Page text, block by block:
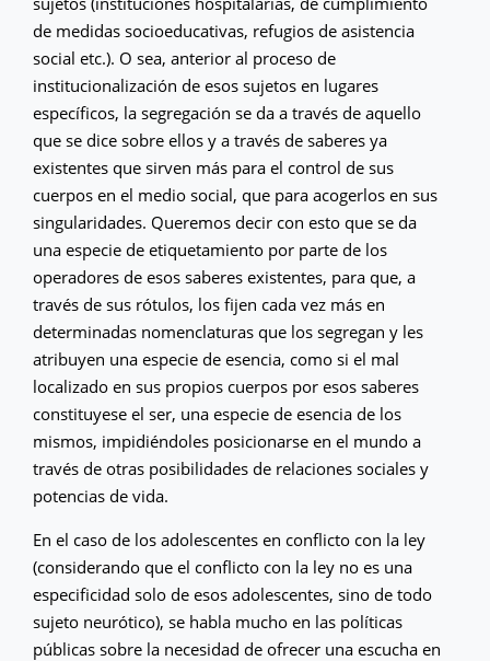
de medidas socioeducativas, refugios de asistencia
social etc.). O sea, anterior al proceso de
institucionalización de esos sujetos en lugares
específicos, la segregación se da a través de aquello
que se dice sobre ellos y a través de saberes ya
existentes que sirven más para el control de sus
cuerpos en el medio social, que para acogerlos en sus
singularidades. Queremos decir con esto que se da
una especie de etiquetamiento por parte de los
operadores de esos saberes existentes, para que, a
través de sus rótulos, los fijen cada vez más en
determinadas nomenclaturas que los segregan y les
atribuyen una especie de esencia, como si el mal
localizado en sus propios cuerpos por esos saberes
constituyese el ser, una especie de esencia de los
mismos, impidiéndoles posicionarse en el mundo a
través de otras posibilidades de relaciones sociales y
potencias de vida.
En el caso de los adolescentes en conflicto con la ley
(considerando que el conflicto con la ley no es una
especificidad solo de esos adolescentes, sino de todo
sujeto neurótico), se habla mucho en las políticas
públicas sobre la necesidad de ofrecer una escucha en